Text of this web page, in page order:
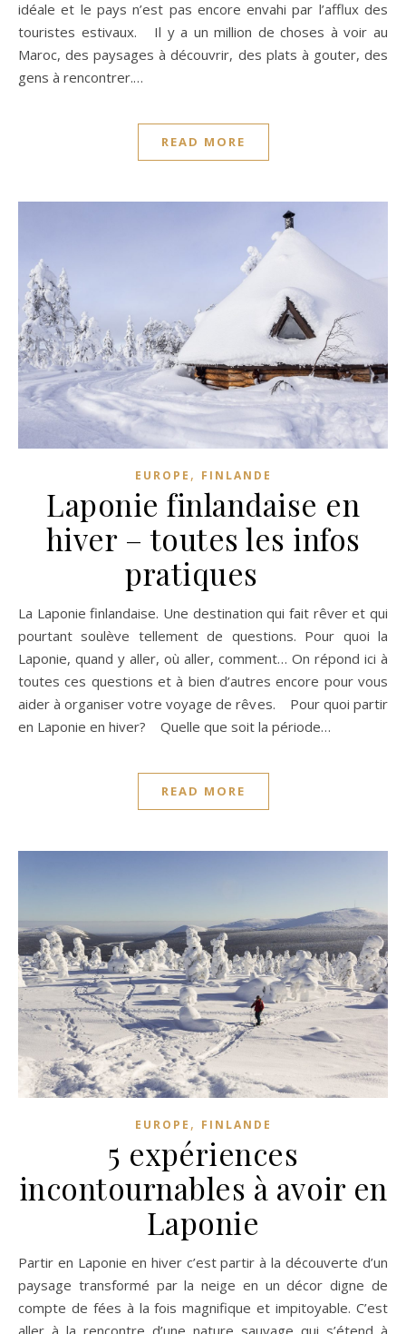
idéale et le pays n’est pas encore envahi par l’afflux des
touristes estivaux. Il y a un million de choses à voir au
Maroc, des paysages à découvrir, des plats à gouter, des
gens à rencontrer.…
READ MORE
EUROPE , FINLANDE
Laponie finlandaise en
hiver – toutes les infos
pratiques
La Laponie finlandaise. Une destination qui fait rêver et qui
pourtant soulève tellement de questions. Pour quoi la
Laponie, quand y aller, où aller, comment… On répond ici à
toutes ces questions et à bien d’autres encore pour vous
aider à organiser votre voyage de rêves. Pour quoi partir
en Laponie en hiver? Quelle que soit la période…
READ MORE
EUROPE , FINLANDE
5 expériences
incontournables à avoir en
Laponie
Partir en Laponie en hiver c’est partir à la découverte d’un
paysage transformé par la neige en un décor digne de
compte de fées à la fois magnifique et impitoyable. C’est
aller à la rencontre d’une nature sauvage qui s’étend à